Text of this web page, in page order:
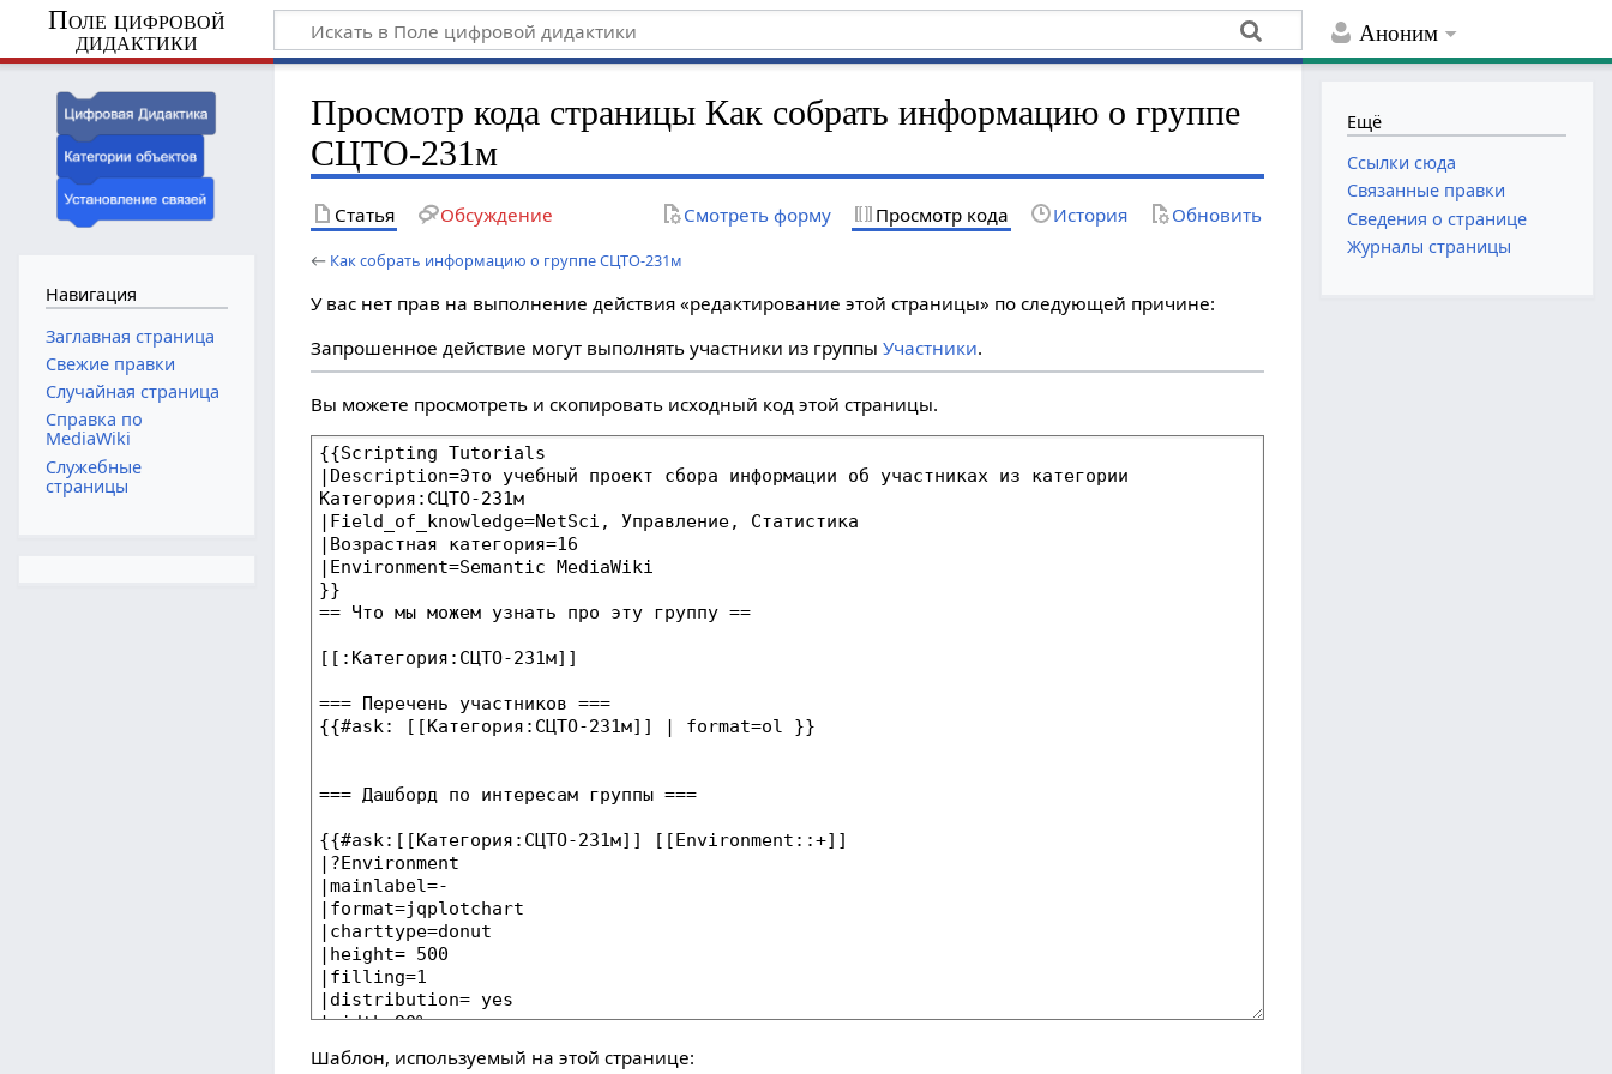
Аноним
Поле цифровой
дидактики
Просмотр кода страницы Как собрать информацию о группе
СЦТО-231м
Статья Обсуждение Смотреть форму Просмотр кода История Обновить
← Как собрать информацию о группе СЦТО-231м
У вас нет прав на выполнение действия «редактирование этой страницы» по следующей причине:
Запрошенное действие могут выполнять участники из группыУчастники.
Вы можете просмотреть и скопировать исходный код этой страницы.
Шаблон, используемый на этой странице:
Навигация
Заглавная страница
Свежие правки
Случайная страница
Справка по
MediaWiki
Служебные
страницы
Ещё
Ссылки сюда
Связанные правки
Сведения о странице
Журналы страницы